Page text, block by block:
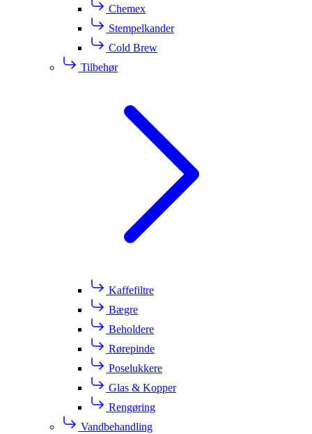
Chemex
Stempelkander
Cold Brew
Tilbehør
Kaffefiltre
Bægre
Beholdere
Rørepinde
Poselukkere
Glas & Kopper
Rengøring
Vandbehandling